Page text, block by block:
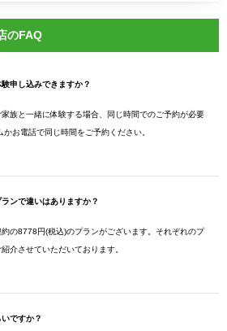
のFAQ
申し込みできますか？
族と一緒に体験する場合、同じ時間でのご予約が必要
お電話で同じ時間をご予約ください。
ンで違いはありますか？
の8778円(税込)のプランがございます。それぞれのプ
介させていただいております。
ですか？